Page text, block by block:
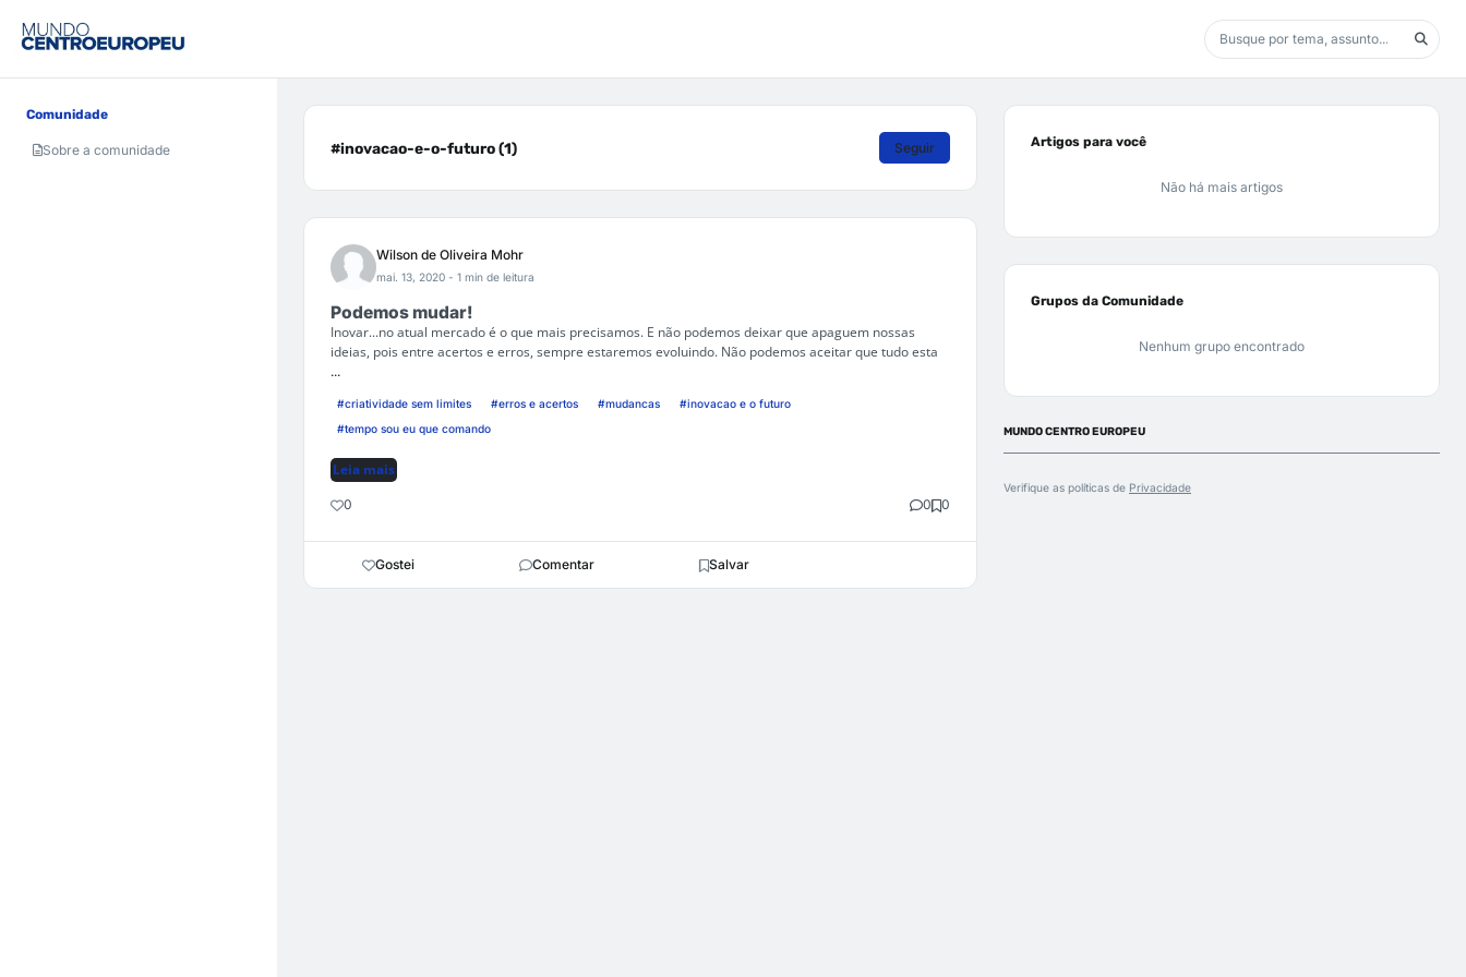
Comunidade
Sobre a comunidade #inovacao-e-o-futuro (1) Seguir
Wilson de Oliveira Mohr
mai. 13, 2020 - 1 min de leitura
Podemos mudar!
Inovar...no atual mercado é o que mais precisamos. E não podemos deixar que apaguem nossas
ideias, pois entre acertos e erros, sempre estaremos evoluindo. Não podemos aceitar que tudo esta
...
#criatividade sem limites #erros e acertos #mudancas
#inovacao e o futuro
#tempo sou eu que comando
Leia mais
0 0 0
Gostei Comentar Salvar
Artigos para você
Não há mais artigos
Grupos da Comunidade
Nenhum grupo encontrado
MUNDO CENTRO EUROPEU
Verifique as políticas de Privacidade